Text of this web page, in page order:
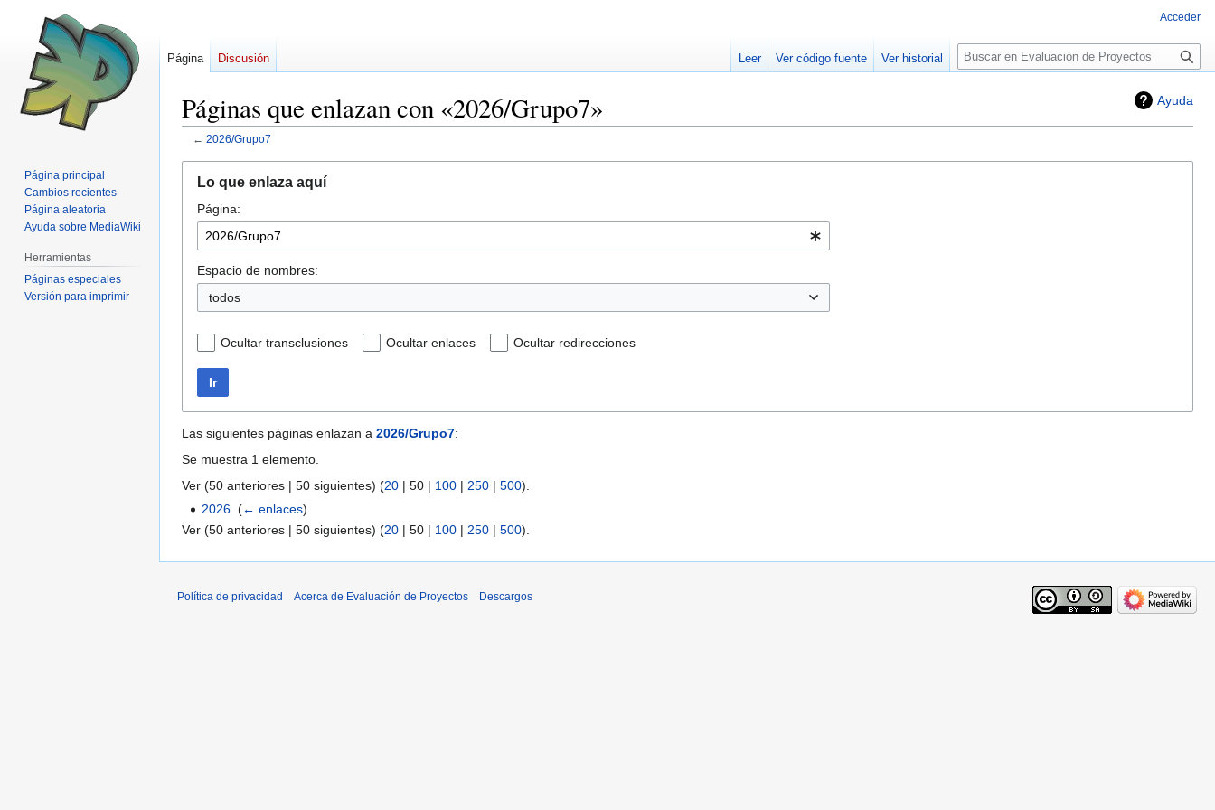
Ayuda
Páginas que enlazan con «2026/Grupo7»
← 2026/Grupo7
navegación
búsqueda
Lo que enlaza aquí
Página:
Espacio de nombres:
todos
Ocultar transclusiones Ocultar enlaces Ocultar redirecciones
Ir
Las siguientes páginas enlazan a 2026/Grupo7:
Se muestra 1 elemento.
Ver (50 anteriores | 50 siguientes) (20 | 50 | 100 | 250 | 500).
2026 ‎(← enlaces)
Ver (50 anteriores | 50 siguientes) (20 | 50 | 100 | 250 | 500).
Acceder
Página Discusión Leer Ver código fuente Ver historial
Buscar
Página principal
Cambios recientes
Página aleatoria
Ayuda sobre MediaWiki
Herramientas
Páginas especiales
Versión para imprimir
Política de privacidad Acerca de Evaluación de Proyectos Descargos